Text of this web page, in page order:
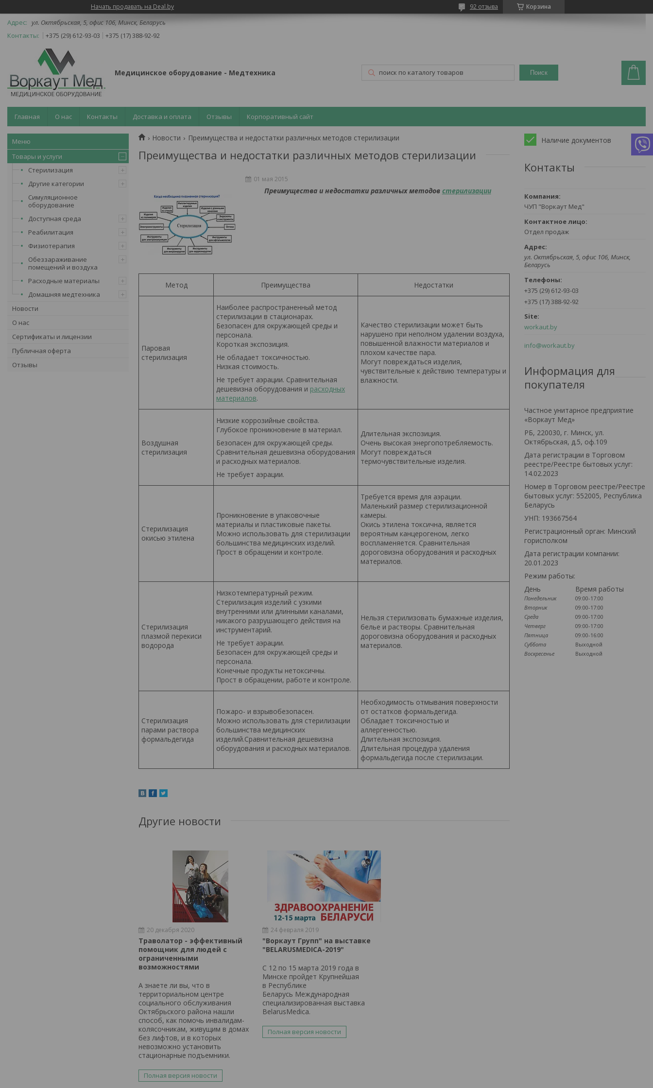
Начать продавать на Deal.by Корзина
92 отзыва
ул. Октябрьская, 5, офис 106, Минск, Беларусь
+375 (29) 612-93-03
+375 (17) 388-92-92
Медицинское оборудование - Медтехника Поиск
Главная О нас Контакты Доставка и оплата Отзывы Корпоративный сайт
Товары и услуги
Стерилизация
Другие категории
Симуляционное
оборудование
Доступная среда
Реабилитация
Физиотерапия
Обеззараживание
помещений и воздуха
Расходные материалы
Домашняя медтехника
Новости
О нас
Сертификаты и лицензии
Публичная оферта
Отзывы
Новости Преимущества и недостатки различных методов стерилизации
Преимущества и недостатки различных методов стерилизации
01 мая 2015
Преимущества и недостатки различных методов стерилизации
Метод Преимущества Недостатки
Паровая
стерилизация
Наиболее распространенный метод
стерилизации в стационарах.
Безопасен для окружающей среды и
персонала.
Короткая экспозиция.
Не обладает токсичностью.
Низкая стоимость.
Не требует аэрации. Сравнительная
дешевизна оборудования и расходных
материалов.
Качество стерилизации может быть
нарушено при неполном удалении воздуха,
повышенной влажности материалов и
плохом качестве пара.
Могут повреждаться изделия,
чувствительные к действию температуры и
влажности.
Воздушная
стерилизация
Низкие коррозийные свойства.
Глубокое проникновение в материал.
Безопасен для окружающей среды.
Сравнительная дешевизна оборудования
и расходных материалов.
Не требует аэрации.
Длительная экспозиция.
Очень высокая энергопотребляемость.
Могут повреждаться
термочувствительные изделия.
Стерилизация
окисью этилена
Проникновение в упаковочные
материалы и пластиковые пакеты.
Можно использовать для стерилизации
большинства медицинских изделий.
Прост в обращении и контроле.
Требуется время для аэрации.
Маленький размер стерилизационной
камеры.
Окись этилена токсична, является
вероятным канцерогеном, легко
воспламеняется. Сравнительная
дороговизна оборудования и расходных
материалов.
Стерилизация
плазмой перекиси
водорода
Низкотемпературный режим.
Стерилизация изделий с узкими
внутренними или длинными каналами,
никакого разрушающего действия на
инструментарий.
Не требует аэрации.
Безопасен для окружающей среды и
персонала.
Конечные продукты нетоксичны.
Прост в обращении, работе и контроле.
Нельзя стерилизовать бумажные изделия,
белье и растворы. Сравнительная
дороговизна оборудования и расходных
материалов.
Стерилизация
парами раствора
формальдегида
Пожаро- и взрывобезопасен.
Можно использовать для стерилизации
большинства медицинских
изделий.Сравнительная дешевизна
оборудования и расходных материалов.
Необходимость отмывания поверхности
от остатков формальдегида.
Обладает токсичностью и
аллергенностью.
Длительная экспозиция.
Длительная процедура удаления
формальдегида после стерилизации.
Другие новости
20 декабря 2020
Траволатор - эффективный
помощник для людей с
ограниченными
возможностями
А знаете ли вы, что в
территориальном центре
социального обслуживания
Октябрьского района нашли
способ, как помочь инвалидам-
колясочникам, живущим в домах
без лифтов, и в которых
невозможно установить
стационарные подъемники.
Полная версия новости
24 февраля 2019
"Воркаут Групп" на выставке
"BELARUSMEDICA-2019"
С 12 по 15 марта 2019 года в
Минске пройдет Крупнейшая
в Республике
Беларусь Международная
специализированная выставка
BelarusMedica.
Полная версия новости
Наличие документов
Контакты
ЧУП "Воркаут Мед"
Отдел продаж
ул. Октябрьская, 5, офис 106, Минск,
Беларусь
+375 (29) 612-93-03
+375 (17) 388-92-92
workaut.by
info@workaut.by
Информация для
покупателя
Частное унитарное предприятие
«Воркаут Мед»
РБ, 220030, г. Минск, ул.
Октябрьская, д.5, оф.109
Дата регистрации в Торговом
реестре/Реестре бытовых услуг:
14.02.2023
Номер в Торговом реестре/Реестре
бытовых услуг: 552005, Республика
Беларусь
УНП: 193667564
Регистрационный орган: Минский
горисполком
Дата регистрации компании:
20.01.2023
Режим работы:
День
Время работы
Понедельник
09:00-17:00
Вторник
09:00-17:00
Среда
09:00-17:00
Четверг
09:00-17:00
Пятница
09:00-16:00
Суббота
Выходной
Воскресенье
Выходной